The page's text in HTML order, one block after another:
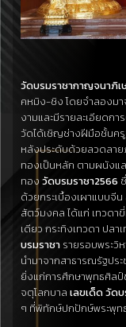
วัดบรมราชากาญจนาภิ
คหมิง-ชิง โดยจำลองม
งามและมีรายละเอียดก
วัดได้เชิญช่างฝีมือชั้นครู
หลังประดับด้วยลวดลา
ทองเป็นหลัก ตามผนังแ
ทอง วัดบรมราชา2566
ด้วยกระเบื้องเผาแบบจี
สัตว์มงคล ได้แก่ เทวดา
เดียว กระทิงเทวดา ปลา
บรมราชา รายรอบพระวิ
นำมาจากสาธารณรัฐปร
ยิ่งแก่การศึกษาพุทธศิลป์
จตุโลกบาล เลขเด็ดวัดบ
ๆ ที่พิทักษ์ปกปักษ์พระพุท